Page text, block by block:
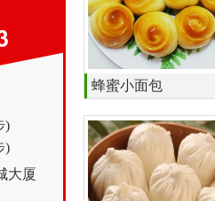
)
)
大厦
蜂蜜小面包